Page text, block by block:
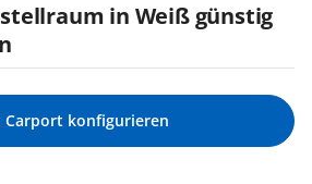
in Weiß günstig
Carport konfigurieren